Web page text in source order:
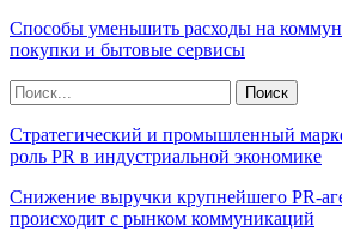
Способы уменьшить расходы на
покупки и бытовые сервисы
Стратегический и промышленный
роль PR в индустриальной экономике
Снижение выручки крупнейшего PR-
происходит с рынком коммуникаций